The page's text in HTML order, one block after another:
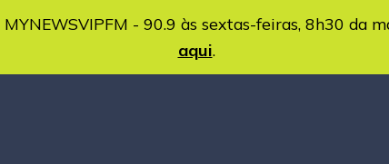
- 90.9 às sextas-feiras, 8h30 da
aqui.